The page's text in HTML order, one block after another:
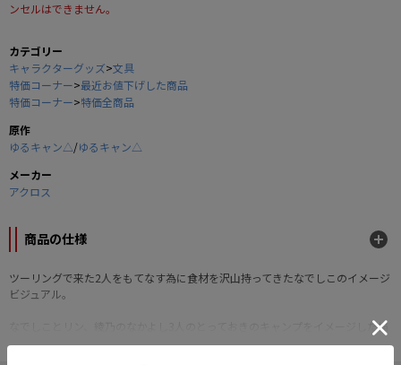
ンセルはできません。
カテゴリー
キャラクターグッズ>文具
特価コーナー>最近お値下げした商品
特価コーナー>特価全商品
原作
ゆるキャン△/ゆるキャン△
メーカー
アクロス
商品の仕様
ツーリングで来た2人をもてなす為に食材を沢山持ってきたなでしこのイメージ
ビジュアル。
なでしことリン、綾乃のなかよし3人のとっておきのキャンプをイメージした描
き下ろしイラストを使用した、A4サイズのクリアファイル（全4種）。